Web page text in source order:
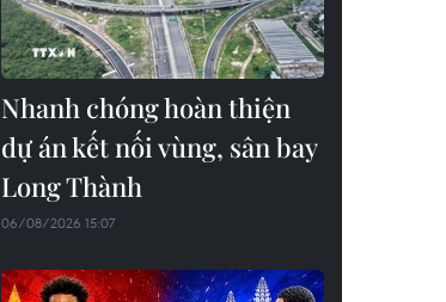
Nhanh chóng hoàn thiện
dự án kết nối vùng, sân bay
Long Thành
06/08/2026 15:07